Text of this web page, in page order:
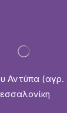
Αντύπα (αγρ.